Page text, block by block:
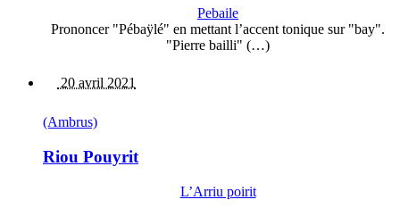
Pebaile
Prononcer "Pébaÿlé" en mettant l’accent tonique sur "bay".
"Pierre bailli" (…)
20 avril 2021
(Ambrus)
Riou Pouyrit
L’Arriu poirit